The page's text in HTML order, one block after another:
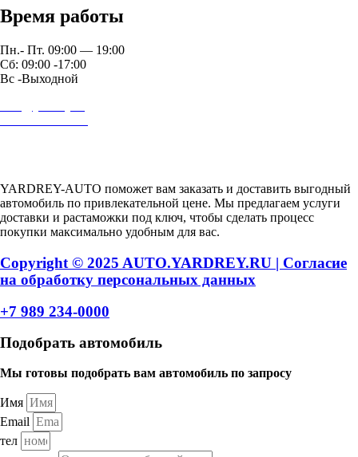
Время работы
Пн.- Пт. 09:00 — 19:00
Сб: 09:00 -17:00
Вс -Выходной
YARDREY-AUTO поможет вам заказать и доставить выгодный
автомобиль по привлекательной цене. Мы предлагаем услуги
доставки и растаможки под ключ, чтобы сделать процесс
покупки максимально удобным для вас.
Copyright © 2025 AUTO.YARDREY.RU | Cогласие
на обработку персональных данных
+7 989 234-0000
Подобрать автомобиль
Мы готовы подобрать вам автомобиль по запросу
Имя
Email
тел